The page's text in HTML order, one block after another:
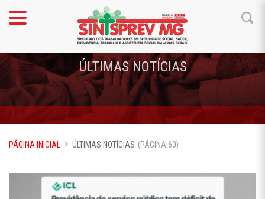
ÚLTIMAS NOTÍCIAS
PÁGINA INICIAL ÚLTIMAS NOTÍCIAS (PÁGINA 60)